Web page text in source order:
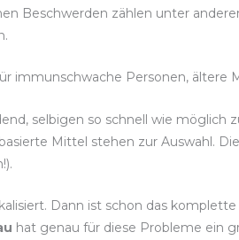
Beschwerden zählen unter
immunschwache Personen, ältere
selbigen so schnell wie
Mittel stehen zur Auswahl.
Dann ist schon das
hat genau für diese Probleme ein